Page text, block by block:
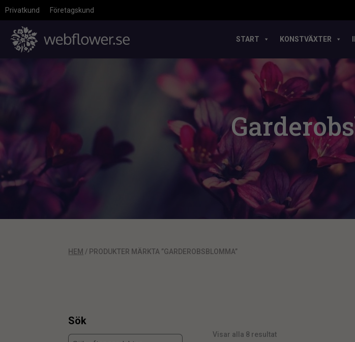
Privatkund Företagskund
START KONSTVÄXTER
HEM / PRODUKTER MÄRKTA ”GARDEROBSBLOMMA”
Sök
Visar alla 8 resultat